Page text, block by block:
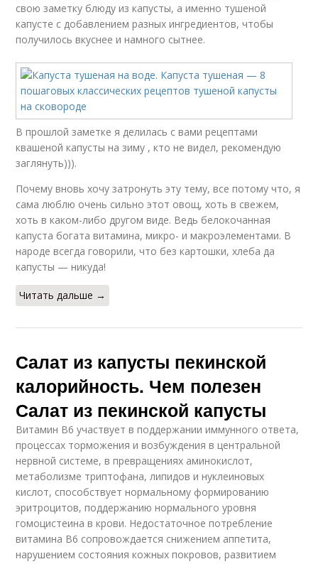
свою заметку блюду из капусты, а именно тушеной
капусте с добавлением разных ингредиентов, чтобы
получилось вкуснее и намного сытнее.
В прошлой заметке я делилась с вами рецептами
квашеной капусты на зиму , кто не видел, рекомендую
заглянуть))).
Почему вновь хочу затронуть эту тему, все потому что, я
сама люблю очень сильно этот овощ, хоть в свежем,
хоть в каком-либо другом виде. Ведь белокочанная
капуста богата витамина, микро- и макроэлементами. В
народе всегда говорили, что без картошки, хлеба да
капусты — никуда!
Читать дальше →
Салат из капусты пекинской
калорийность. Чем полезен
Салат из пекинской капусты
Витамин В6 участвует в поддержании иммунного ответа,
процессах торможения и возбуждения в центральной
нервной системе, в превращениях аминокислот,
метаболизме триптофана, липидов и нуклеиновых
кислот, способствует нормальному формированию
эритроцитов, поддержанию нормального уровня
гомоцистеина в крови. Недостаточное потребление
витамина В6 сопровождается снижением аппетита,
нарушением состояния кожных покровов, развитием